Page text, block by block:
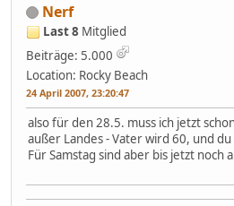
Nerf
Last 8 Mitglied
Beiträge: 5.000
Location: Rocky Beach
24 April 2007, 23:20:47
also für den 28.5. muss ich jetzt
außer Landes - Vater wird 60, und
Für Samstag sind aber bis jetzt noch